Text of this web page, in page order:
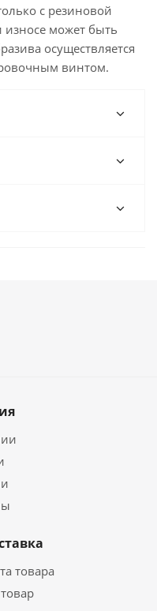
с резиновой
износе может быть
осуществляется
винтом.
товара